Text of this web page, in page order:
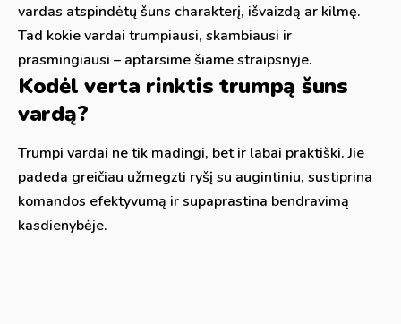
vardas atspindėtų šuns charakterį, išvaizdą ar kilmę.
Tad kokie vardai trumpiausi, skambiausi ir
prasmingiausi – aptarsime šiame straipsnyje.
Kodėl verta rinktis trumpą šuns
vardą?
Trumpi vardai ne tik madingi, bet ir labai praktiški. Jie
padeda greičiau užmegzti ryšį su augintiniu, sustiprina
komandos efektyvumą ir supaprastina bendravimą
kasdienybėje.